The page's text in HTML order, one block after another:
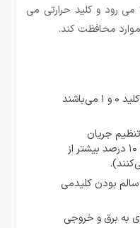
می رود و کلید حرارتی می
محافظت کند.
دارای شستی قطع و وصل یا کلید ۰ و ۱ می‌باشند
جریان
می‌باشد (درجه آن را معمولاً ۱۰ درصد بیشتر از
بودن کلیدمی
به برق و خروجی